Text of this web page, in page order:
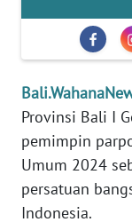
Provinsi Bali I
pemimpin
Umum 2024
persatuan
Indonesia.
MEDIA
REDAKSI
KARIR